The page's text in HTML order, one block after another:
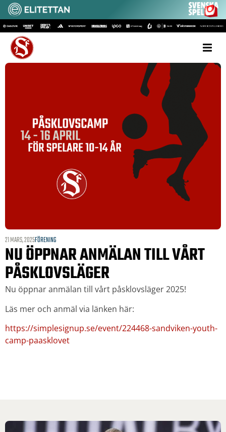
21 MARS, 2025FÖRENING
NU ÖPPNAR ANMÄLAN TILL VÅRT
PÅSKLOVSLÄGER
Nu öppnar anmälan till vårt påsklovsläger 2025!
Läs mer och anmäl via länken här:
https://simplesignup.se/event/224468-sandviken-youth-
camp-paasklovet